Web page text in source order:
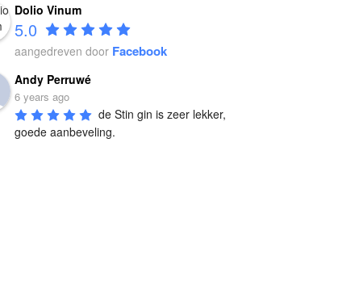
Dolio Vinum
5.0
aangedreven door Facebook
Andy Perruwé
6 years ago
de Stin gin is zeer lekker,
goede aanbeveling.